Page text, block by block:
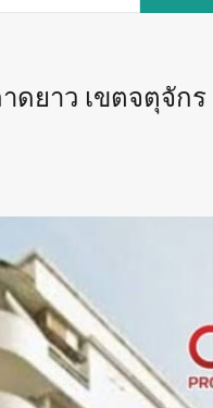
ดยาว เขตจตุจักร